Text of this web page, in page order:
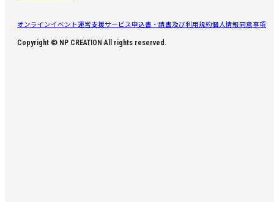
オンラインイベント運営支援サービス申込書・請書及び利用規約個人情報同意事項
Copyright © NP CREATION All rights reserved.